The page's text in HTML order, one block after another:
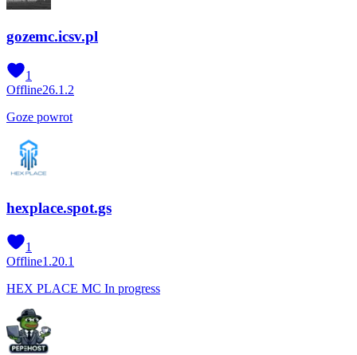
gozemc.icsv.pl
1
Offline26.1.2
Goze powrot
hexplace.spot.gs
1
Offline1.20.1
HEX PLACE MC In progress